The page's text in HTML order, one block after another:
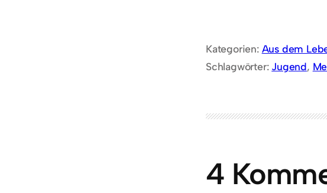
Kategorien: Aus dem
Schlagwörter: Jugend,
4